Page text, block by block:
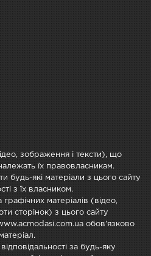
зображення і тексти), що
їх правовласникам.
будь-які матеріали з цього сайту
з їх власником.
матеріалів (відео,
сторінок) з цього сайту
обов'язково
за будь-яку